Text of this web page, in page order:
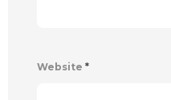
Website *